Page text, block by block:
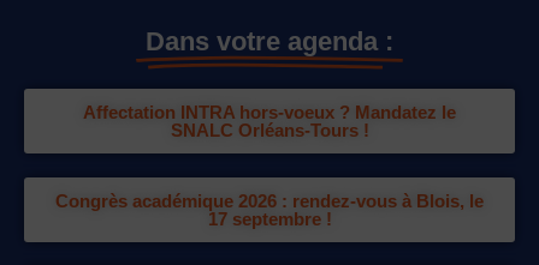
Dans votre agenda :
Affectation INTRA hors-voeux ? Mandatez le
SNALC Orléans-Tours !
Congrès académique 2026 : rendez-vous à Blois, le
17 septembre !